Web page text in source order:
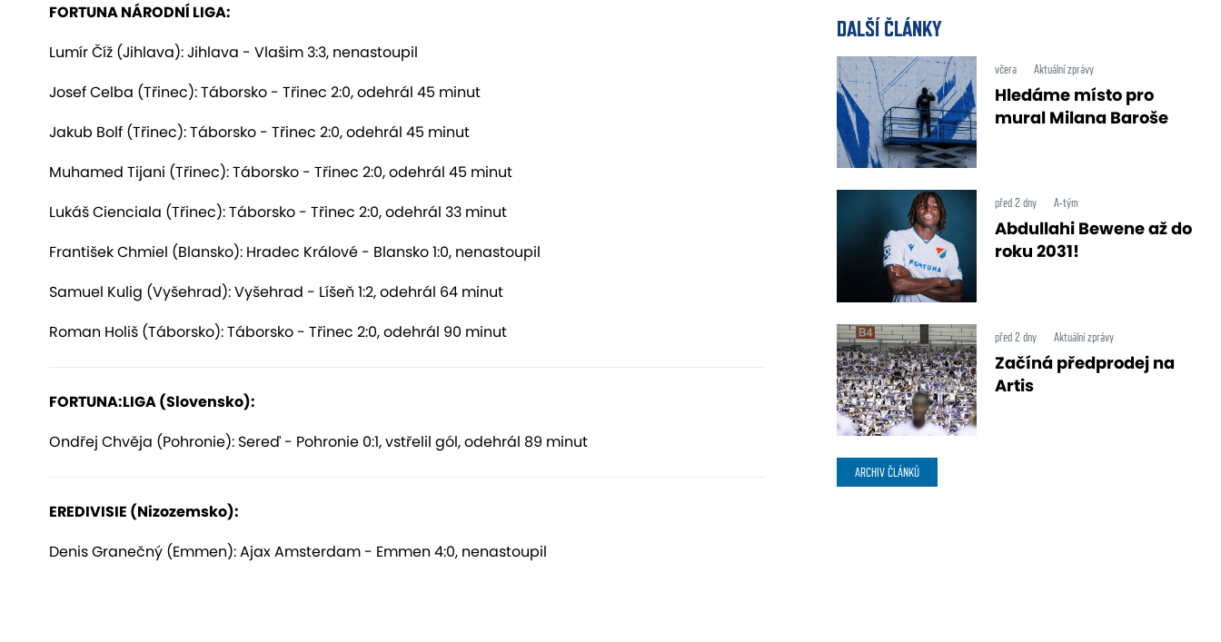
FORTUNA NÁRODNÍ LIGA:
Lumír Číž (Jihlava): Jihlava - Vlašim 3:3, nenastoupil
Josef Celba (Třinec): Táborsko - Třinec 2:0, odehrál 45 minut
Jakub Bolf (Třinec): Táborsko - Třinec 2:0, odehrál 45 minut
Muhamed Tijani (Třinec): Táborsko - Třinec 2:0, odehrál 45 minut
Lukáš Cienciala (Třinec): Táborsko - Třinec 2:0, odehrál 33 minut
František Chmiel (Blansko): Hradec Králové - Blansko 1:0, nenastoupil
Samuel Kulig (Vyšehrad): Vyšehrad - Líšeň 1:2, odehrál 64 minut
Roman Holiš (Táborsko): Táborsko - Třinec 2:0, odehrál 90 minut
FORTUNA:LIGA (Slovensko):
Ondřej Chvěja (Pohronie): Sereď - Pohronie 0:1, vstřelil gól, odehrál 89 minut
EREDIVISIE (Nizozemsko):
Denis Granečný (Emmen): Ajax Amsterdam - Emmen 4:0, nenastoupil
DALŠÍ ČLÁNKY
včera Aktuální zprávy
Hledáme místo pro
mural Milana Baroše
před 2 dny A-tým
Abdullahi Bewene až do
roku 2031!
před 2 dny Aktuální zprávy
Začíná předprodej na
Artis
ARCHIV ČLÁNKŮ